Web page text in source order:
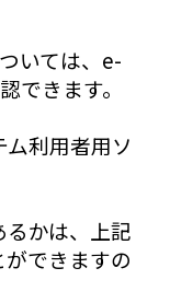
いては、e-
できます。
利用者用ソ
かは、上記
できますの